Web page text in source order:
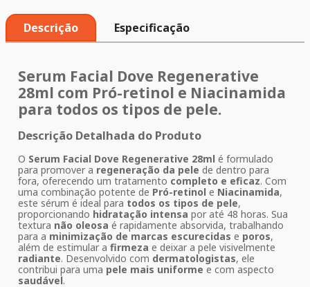
Descrição Especificação
Serum Facial Dove Regenerative
28ml com Pró-retinol e Niacinamida
para todos os tipos de pele.
Descrição Detalhada do Produto
O Serum Facial Dove Regenerative 28ml é formulado
para promover a regeneração da pele de dentro para
fora, oferecendo um tratamento completo e eficaz. Com
uma combinação potente de Pró-retinol e Niacinamida,
este sérum é ideal para todos os tipos de pele,
proporcionando hidratação intensa por até 48 horas. Sua
textura não oleosa é rapidamente absorvida, trabalhando
para a minimização de marcas escurecidas e poros,
além de estimular a firmeza e deixar a pele visivelmente
radiante. Desenvolvido com dermatologistas, ele
contribui para uma pele mais uniforme e com aspecto
saudável.